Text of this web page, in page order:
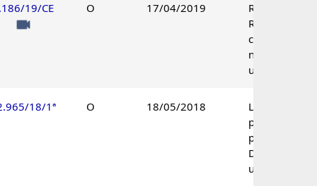
19/CE O 17/04/2019
Recurso de
Revisão
conhecido e
não provido à
unanimidade.
18/1ª O 18/05/2018
Lançamento
parcialmente
procedente.
Decisão
unânime.